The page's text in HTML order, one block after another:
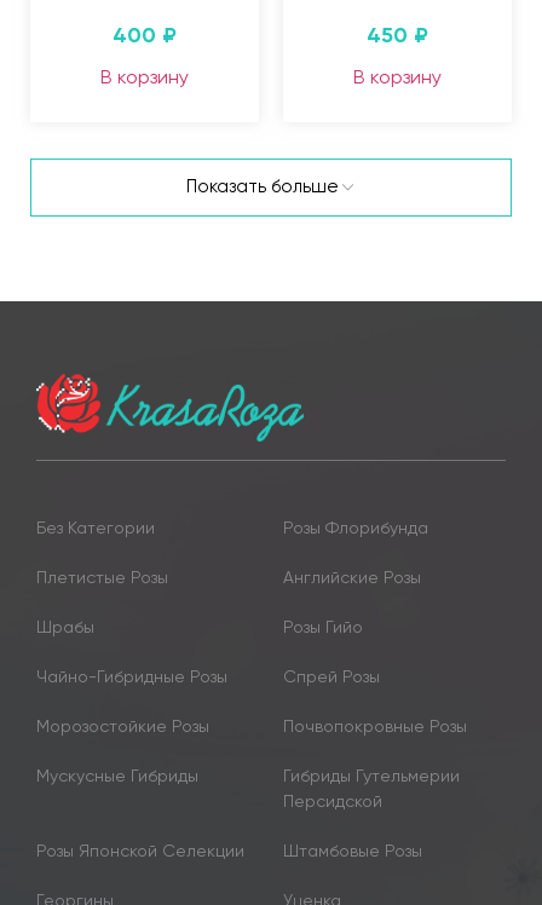
400 ₽
В корзину
450 ₽
В корзину
Показать больше
Без Категории Розы Флорибунда
Плетистые Розы Английские Розы
Шрабы Розы Гийо
Чайно-Гибридные Розы Спрей Розы
Морозостойкие Розы Почвопокровные Розы
Мускусные Гибриды
Гибриды Гутельмерии
Персидской
Розы Японской Селекции Штамбовые Розы
Георгины Уценка